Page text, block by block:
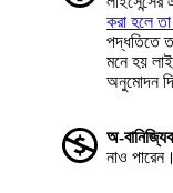
করা হলে
পদ্ধতিতে
মনে হয়
অনুমোদন
অ-
নাও পারেন।